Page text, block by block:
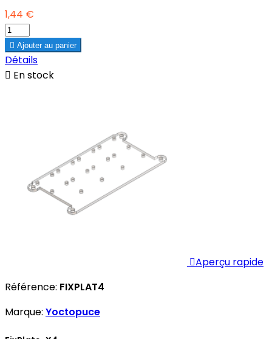
1,44 €
 Ajouter au panier
Détails
 En stock
Aperçu rapide
Référence: FIXPLAT4
Marque: Yoctopuce